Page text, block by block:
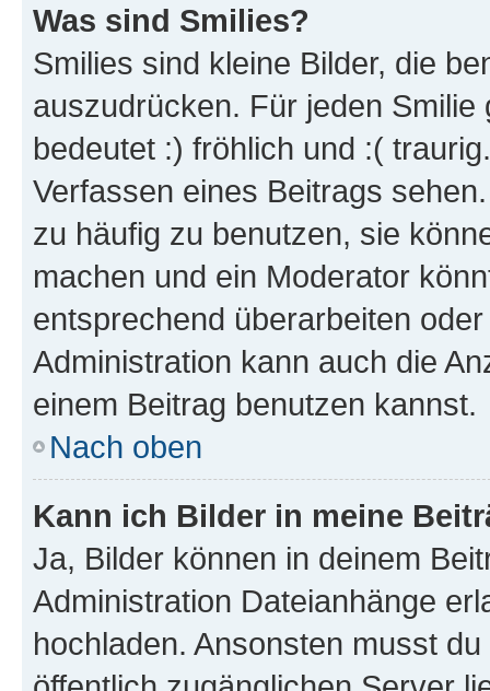
Was sind Smilies?
Smilies sind kleine Bilder, die
auszudrücken. Für jeden
bedeutet :) fröhlich und :(
Verfassen eines Beitrags
zu häufig zu benutzen, sie
machen und ein Moderator
entsprechend überarbeiten
Administration kann auch die
einem Beitrag benutzen kannst.
Nach oben
Kann ich Bilder in meine
Ja, Bilder können in deinem
Administration Dateianhänge
hochladen. Ansonsten musst